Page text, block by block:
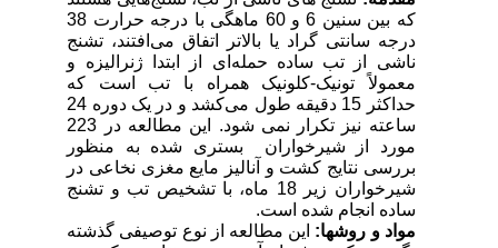
که بین سنین 6 و 60 ماهگی با درجه حرارت 38
درجه سانتی گراد یا بالاتر اتفاق می‌افتند، تشنج
ناشی از تب ساده حمله‌ای از ابتدا ژنرالیزه و
معمولاً تونیک-کلونیک همراه با تب است که
حداکثر 15 دقیقه طول می‌کشد و در یک دوره 24
ساعته نیز تکرار نمی شود. این مطالعه در 223
مورد از شیرخواران بستری شده به منظور
بررسی نتایج کشت و آنالیز مایع مغزی نخاعی در
شیرخواران زیر 18 ماه، با تشخیص تب و تشنج
ساده انجام شده است.
مواد و روشها:این مطالعه از نوع توصیفی گذشته